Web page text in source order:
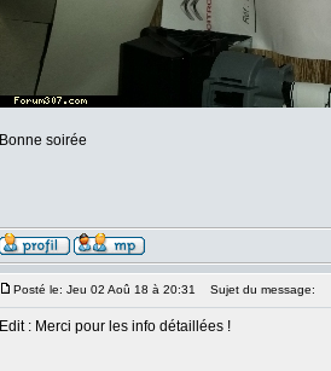
Bonne soirée
Posté le: Jeu 02 Aoû 18 à 20:31 Sujet du message:
Edit : Merci pour les info détaillées !